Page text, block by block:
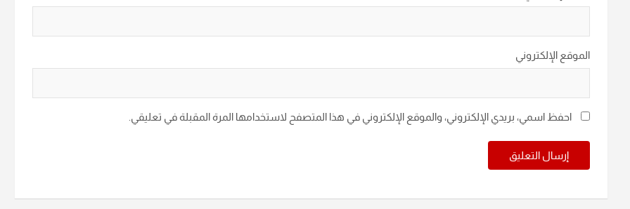
الموقع الإلكتروني
احفظ اسمي، بريدي الإلكتروني، والموقع الإلكتروني في هذا المتصفح لاستخدامها المرة المقبلة في تعليقي.